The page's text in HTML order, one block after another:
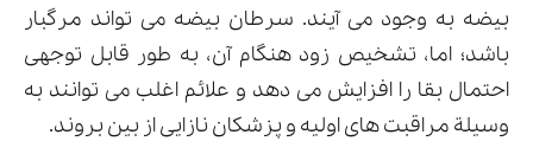
بیضه به وجود می آیند. سرطان بیضه می تواند مرگبار
باشد؛ اما، تشخیص زود هنگام آن، به طور قابل توجهی
احتمال بقا را افزایش می دهد و علائم اغلب می توانند به
وسیلة مراقبت های اولیه و پزشکان نازایی از بین بروند.